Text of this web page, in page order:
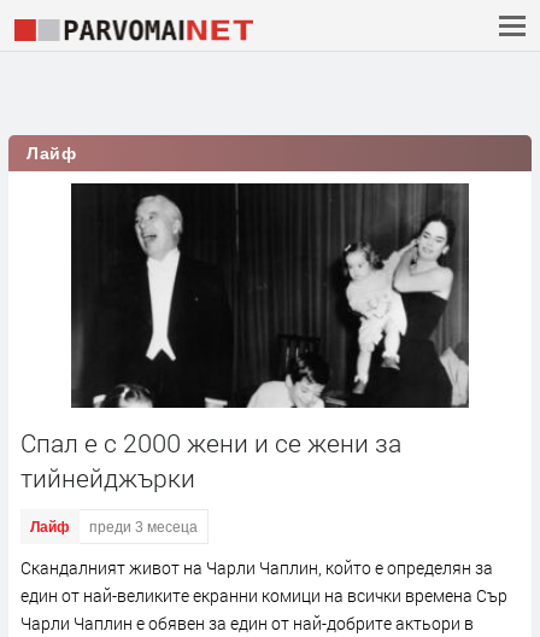
Лайф
Спал е с 2000 жени и се жени за
тийнейджърки
Лайф преди 3 месеца
Скандалният живот на Чарли Чаплин, който е определян за
един от най-великите екранни комици на всички времена Сър
Чарли Чаплин е обявен за един от най-добрите актьори в